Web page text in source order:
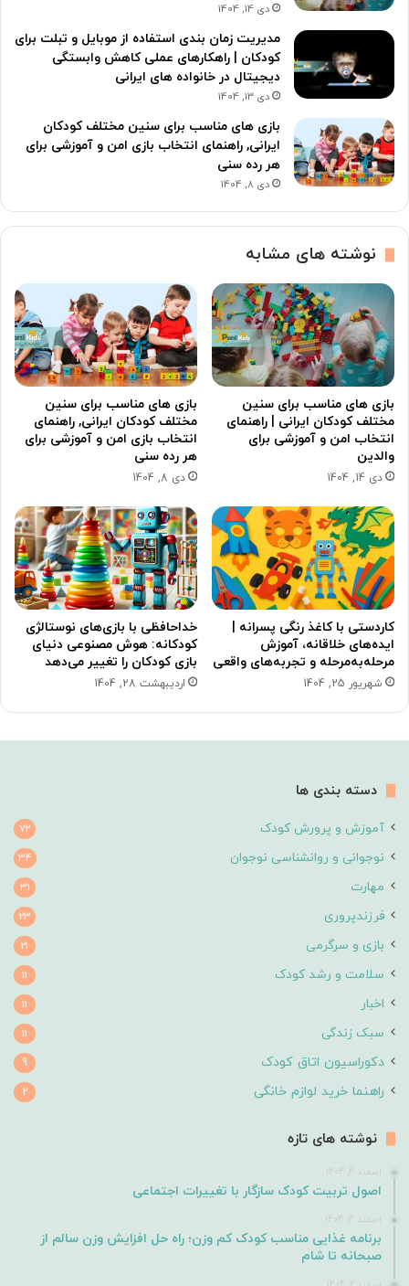
دی 14, 1404
مدیریت زمان بندی استفاده از موبایل و تبلت برای
کودکان | راهکارهای عملی کاهش وابستگی
دیجیتال در خانواده های ایرانی
دی 13, 1404
بازی های مناسب برای سنین مختلف کودکان
ایرانی, راهنمای انتخاب بازی امن و آموزشی برای
هر رده سنی
دی 8, 1404
نوشته های مشابه
بازی های مناسب برای سنین
مختلف کودکان ایرانی | راهنمای
انتخاب امن و آموزشی برای
والدین
دی 14, 1404
بازی های مناسب برای سنین
مختلف کودکان ایرانی, راهنمای
انتخاب بازی امن و آموزشی برای
هر رده سنی
دی 8, 1404
کاردستی با کاغذ رنگی پسرانه |
ایده‌های خلاقانه، آموزش
مرحله‌به‌مرحله و تجربه‌های واقعی
شهریور 25, 1404
خداحافظی با بازی‌های نوستالژی
کودکانه: هوش مصنوعی دنیای
بازی کودکان را تغییر می‌دهد
اردیبهشت 28, 1404
دسته بندی ها
آموزش و پرورش کودک 72
نوجوانی و روانشناسی نوجوان 34
مهارت 31
فرزندپروری 23
بازی و سرگرمی 21
سلامت و رشد کودک 11
اخبار 11
سبک زندگی 11
دکوراسیون اتاق کودک 9
راهنما خرید لوازم خانگی 2
نوشته های تازه
اسفند 4, 1404
اصول تربیت کودک سازگار با تغییرات اجتماعی
اسفند 3, 1404
برنامه غذایی مناسب کودک کم وزن؛ راه حل افزایش وزن سالم از
صبحانه تا شام